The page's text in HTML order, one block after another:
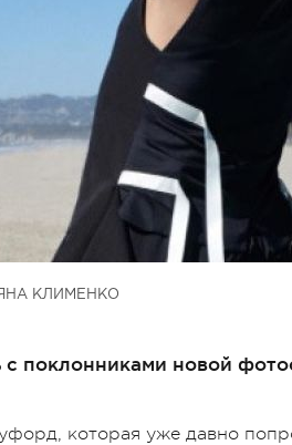
КЛИМЕНКО
поклонниками новой
которая уже давно